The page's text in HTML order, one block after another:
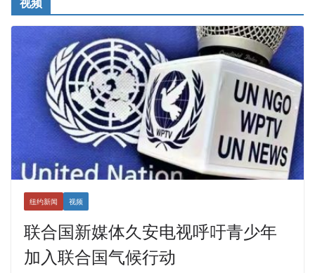
纽约新闻 视频
联合国新媒体久安电视呼吁青少年
加入联合国气候行动